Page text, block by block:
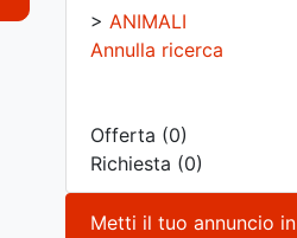
> ANIMALI
Annulla ricerca
Offerta (0)
Richiesta (0)
Metti il tuo annuncio in